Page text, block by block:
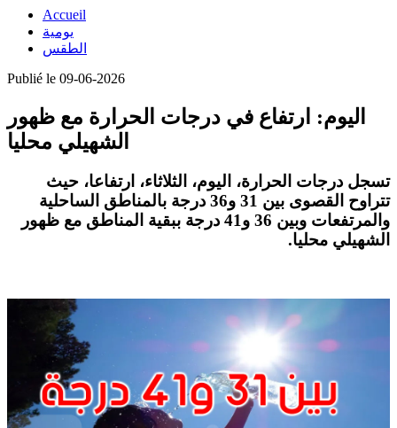
Accueil
يومية
الطقس
Publié le 09-06-2026
اليوم: ارتفاع في درجات الحرارة مع ظهور
الشهيلي محليا
تسجل درجات الحرارة، اليوم، الثلاثاء، ارتفاعا، حيث
تتراوح القصوى بين 31 و36 درجة بالمناطق الساحلية
والمرتفعات وبين 36 و41 درجة ببقية المناطق مع ظهور
الشهيلي محليا.